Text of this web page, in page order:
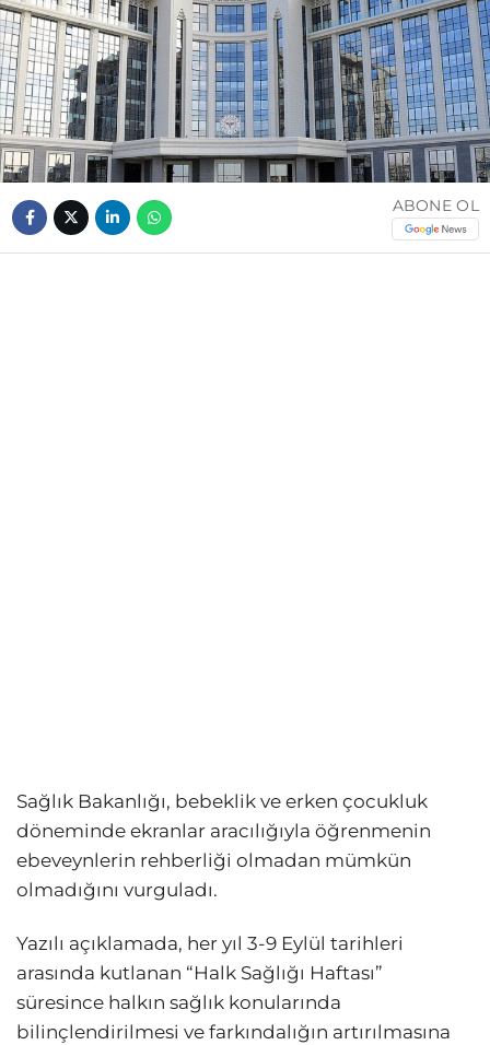
ABONE OL
Sağlık Bakanlığı, bebeklik ve erken çocukluk
döneminde ekranlar aracılığıyla öğrenmenin
ebeveynlerin rehberliği olmadan mümkün
olmadığını vurguladı.
Yazılı açıklamada, her yıl 3-9 Eylül tarihleri
arasında kutlanan “Halk Sağlığı Haftası”
süresince halkın sağlık konularında
bilinçlendirilmesi ve farkındalığın artırılmasına